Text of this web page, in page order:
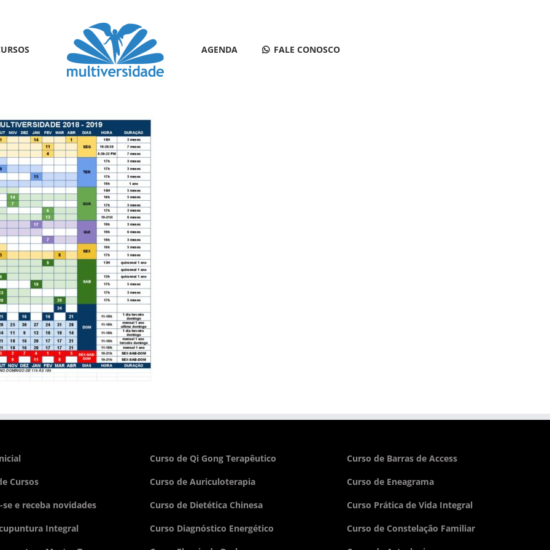
AGENDA FALE CONOSCO
Cursos
se e receba novidades
Integral
Curso de Qi Gong Terapêutico
Curso de Auriculoterapia
Curso de Dietética Chinesa
Curso Diagnóstico Energético
Curso de Barras de Access
Curso de Eneagrama
Curso Prática de Vida Integral
Curso de Constelação Familiar